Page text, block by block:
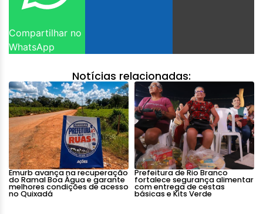
Compartilhar no
WhatsApp
Notícias relacionadas:
Emurb avança na recuperação
do Ramal Boa Água e garante
melhores condições de acesso
no Quixadá
Prefeitura de Rio Branco
fortalece segurança alimentar
com entrega de cestas
básicas e Kits Verde